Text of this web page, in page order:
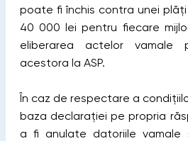
poate fi închis contra unei
40 000 lei pentru fiecare
eliberarea actelor vamale
acestora la ASP.
În caz de respectare a
baza declarației pe propria
a fi anulate datoriile vamale